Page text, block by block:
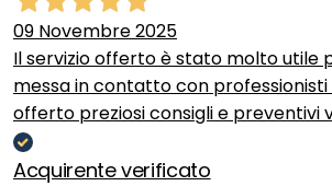
09 Novembre 2025
Il servizio offerto è stato molto utile
messa in contatto con professionisti
offerto preziosi consigli e preventivi
Acquirente verificato